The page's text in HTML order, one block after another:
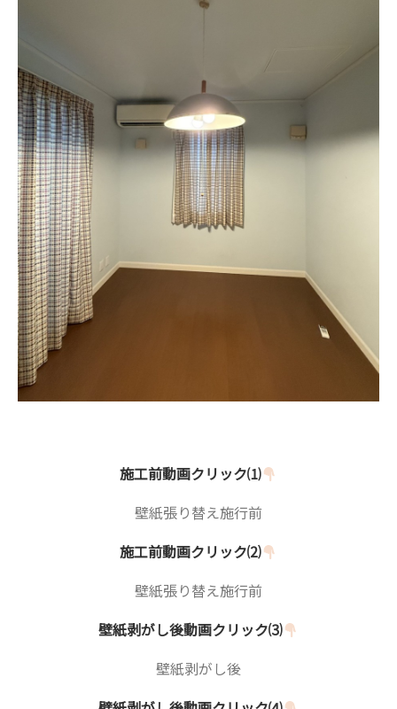
施工前動画クリック⑴
壁紙張り替え施行前
施工前動画クリック⑵
壁紙張り替え施行前
壁紙剥がし後動画クリック⑶
壁紙剥がし後